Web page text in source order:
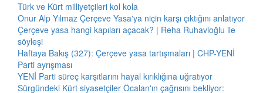
Türk ve Kürt milliyetçileri kol kola
Onur Alp Yılmaz Çerçeve Yasa'ya niçin karşı çıktığını anlatıyor
Çerçeve yasa hangi kapıları açacak? | Reha Ruhavioğlu ile
söyleşi
Haftaya Bakış (327): Çerçeve yasa tartışmaları | CHP-YENİ
Parti ayrışması
YENİ Parti süreç karşıtlarını hayal kırıklığına uğratıyor
Sürgündeki Kürt siyasetçiler Öcalan'ın çağrısını bekliyor: